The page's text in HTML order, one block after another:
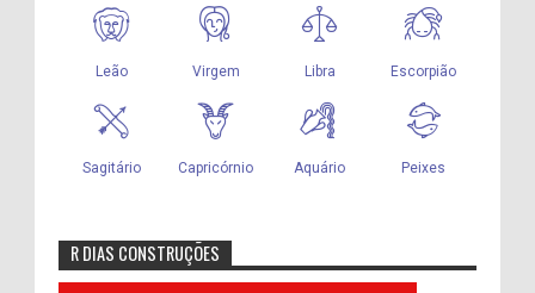
R DIAS CONSTRUÇÕES